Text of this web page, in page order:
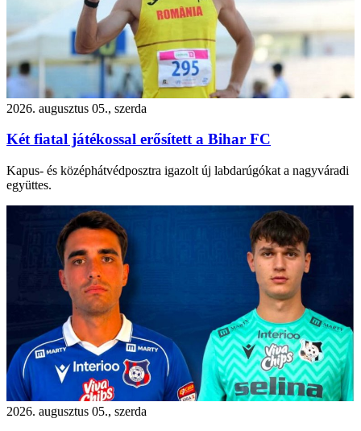
2026. augusztus 05., szerda
Két fiatal játékossal erősített a Bihar FC
Kapus- és középhátvédposztra igazolt új labdarúgókat a nagyváradi
együttes.
2026. augusztus 05., szerda